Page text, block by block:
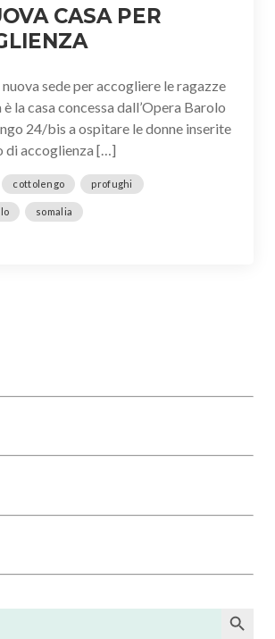
CASA PER
sede per accogliere le ragazze
la casa concessa dall’Opera Barolo
24/bis a ospitare le donne inserite
di accoglienza […]
cottolengo profughi
somalia
Search Button